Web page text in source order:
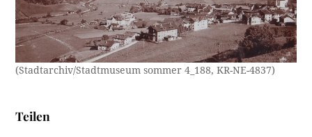
(Stadtarchiv/Stadtmuseum sommer 4_188, KR-NE-4837)
Teilen